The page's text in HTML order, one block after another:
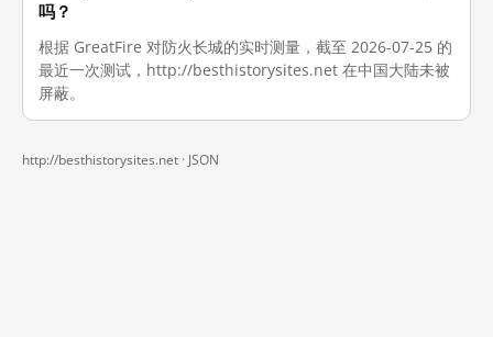
吗？
根据 GreatFire 对防火长城的实时测量，截至 2026-07-25 的
最近一次测试，http://besthistorysites.net 在中国大陆未被
屏蔽。
http://besthistorysites.net · JSON